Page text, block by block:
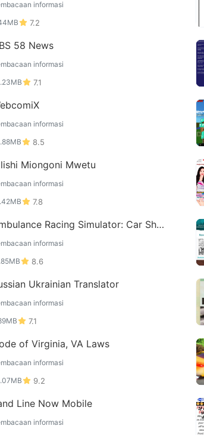
informasi
7.2
58 News
informasi
7.1
informasi
8.5
Miongoni Mwetu
informasi
7.8
Racing Simulator: Car Shoo
informasi
8.6
Ukrainian Translator
informasi
7.1
of Virginia, VA Laws
informasi
9.2
Line Now Mobile
informasi